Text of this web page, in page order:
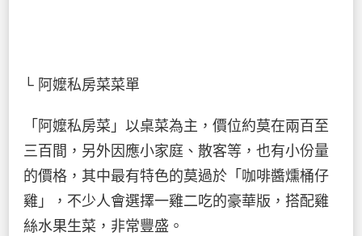
└ 阿嬤私房菜菜單
「阿嬤私房菜」以桌菜為主，價位約莫在兩百至
三百間，另外因應小家庭、散客等，也有小份量
的價格，其中最有特色的莫過於「咖啡醬燻桶仔
雞」，不少人會選擇一雞二吃的豪華版，搭配雞
絲水果生菜，非常豐盛。